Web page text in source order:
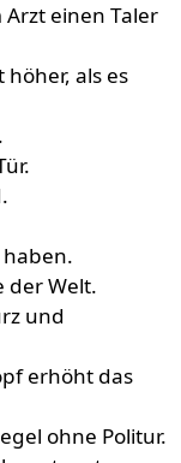
Arzt einen Taler
als es
der Welt.
und
erhöht das
ohne Politur.